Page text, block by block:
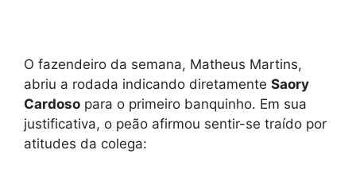
O fazendeiro da semana, Matheus Martins,
abriu a rodada indicando diretamente Saory
Cardoso para o primeiro banquinho. Em sua
justificativa, o peão afirmou sentir-se traído por
atitudes da colega: